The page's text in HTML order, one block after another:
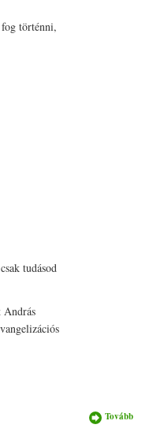
történni,
tudásod
András
Tovább